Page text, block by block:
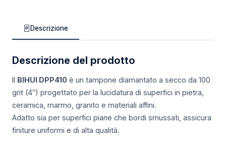
Descrizione
Descrizione del prodotto
Il BIHUI DPP410 è un tampone diamantato a secco da 100
grit (4″) progettato per la lucidatura di superfici in pietra,
ceramica, marmo, granito e materiali affini.
Adatto sia per superfici piane che bordi smussati, assicura
finiture uniformi e di alta qualità.